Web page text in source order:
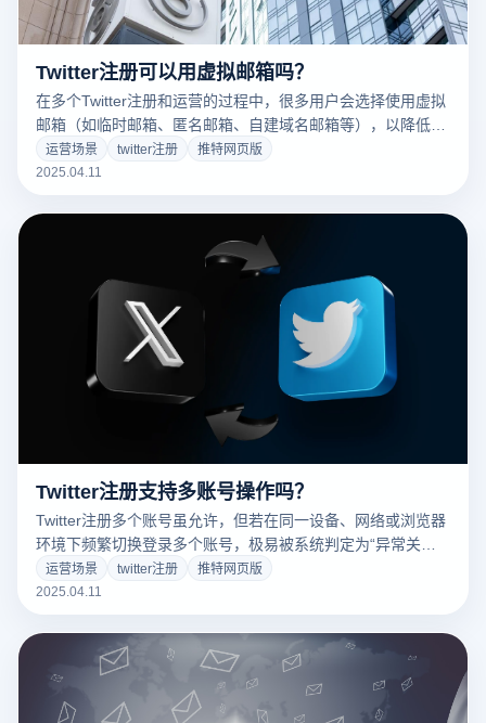
Twitter注册可以用虚拟邮箱吗？
在多个Twitter注册和运营的过程中，很多用户会选择使用虚拟
邮箱（如临时邮箱、匿名邮箱、自建域名邮箱等），以降低成
本并提高效率。那么，使用虚拟邮箱能否顺利注册Twitter？如
何配合云登防关联浏览器，实现账号的安全管理与运营？
运营场景 twitter注册
推特网页版
2025.04.11
Twitter注册支持多账号操作吗？
Twitter注册多个账号虽允许，但若在同一设备、网络或浏览器
环境下频繁切换登录多个账号，极易被系统判定为“异常关联
行为”。尤其是在跨境电商、品牌出海、内容运营等场景下进
行账号矩阵操作，封号风险格外突出。
运营场景 twitter注册
推特网页版
2025.04.11